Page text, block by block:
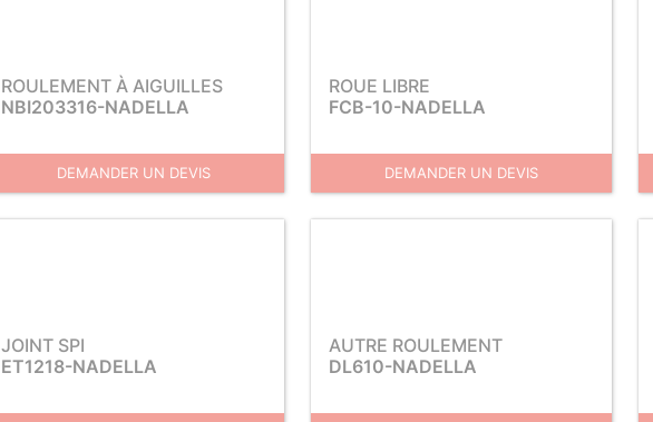
ROULEMENT À AIGUILLES
NBI203316-NADELLA
DEMANDER UN DEVIS
ROUE LIBRE
FCB-10-NADELLA
DEMANDER UN DEVIS
JOINT SPI
ET1218-NADELLA
AUTRE ROULEMENT
DL610-NADELLA